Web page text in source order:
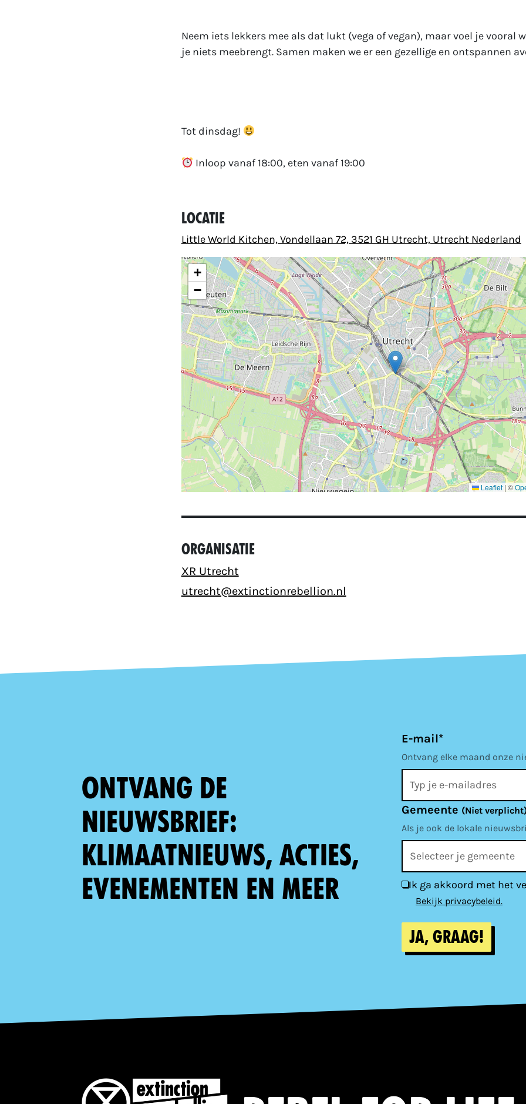
Neem iets lekkers mee als dat lukt (vega of vegan), maar voel je vooral
je niets meebrengt. Samen maken we er een gezellige en ontspannen
Tot dinsdag!
Inloop vanaf 18:00, eten vanaf 19:00
Locatie
Little World Kitchen, Vondellaan 72, 3521 GH Utrecht, Utrecht Nederland
+
−
Leaflet | ©
Organisatie
XR Utrecht
utrecht@extinctionrebellion.nl
Ontvang de
nieuwsbrief:
klimaatnieuws, acties,
evenementen en meer
E-mail*
Ontvang elke maand onze
Gemeente (Niet
Als je ook de lokale
Ik ga akkoord met het
Bekijk privacybeleid.
Ja, graag!